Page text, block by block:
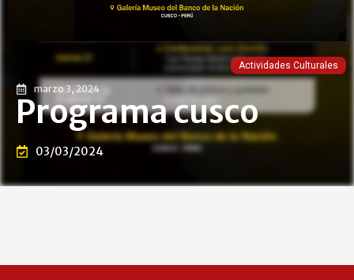
Actividades Culturales
marzo 3, 2024
Programa cusco
03/03/2024